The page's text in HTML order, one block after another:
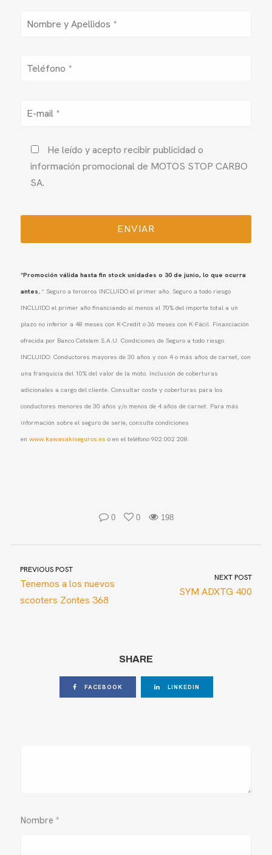
He leído y acepto recibir publicidad o
información promocional de MOTOS STOP CARBO
SA.
*Promoción válida hasta fin stock unidades o 30 de junio, lo que ocurra
antes.* Seguro a terceros INCLUIDO el primer año. Seguro a todo riesgo
INCLUIDO el primer año financiando al menos el 70% del importe total a un
plazo no inferior a 48 meses con K-Credit o 36 meses con K-Fácil. Financiación
ofrecida por Banco Cetelem S.A.U. Condiciones de Seguro a todo riesgo
INCLUIDO: Conductores mayores de 30 años y con 4 o más años de carnet, con
una franquicia del 10% del valor de la moto. Inclusión de coberturas
adicionales a cargo del cliente. Consultar coste y coberturas para los
conductores menores de 30 años y/o menos de 4 años de carnet. Para más
información sobre el seguro de serie, consulte condiciones
enwww.kawasakiseguros.es o en el teléfono 902 002 208.
0 0 198
PREVIOUS POST
Tenemos a los nuevos
scooters Zontes 368
NEXT POST
SYM ADXTG 400
SHARE
FACEBOOK LINKEDIN
Nombre*